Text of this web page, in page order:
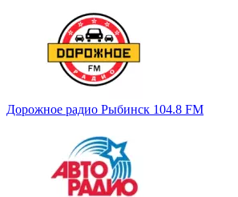
Дорожное радио Рыбинск 104.8 FM